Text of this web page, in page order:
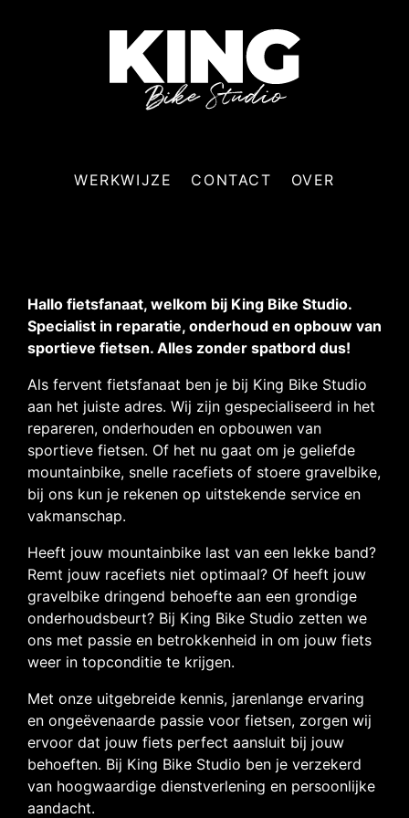
WERKWIJZE CONTACT OVER
Hallo fietsfanaat, welkom bij King Bike Studio.
Specialist in reparatie, onderhoud en opbouw van
sportieve fietsen. Alles zonder spatbord dus!
Als fervent fietsfanaat ben je bij King Bike Studio
aan het juiste adres. Wij zijn gespecialiseerd in het
repareren, onderhouden en opbouwen van
sportieve fietsen. Of het nu gaat om je geliefde
mountainbike, snelle racefiets of stoere gravelbike,
bij ons kun je rekenen op uitstekende service en
vakmanschap.
Heeft jouw mountainbike last van een lekke band?
Remt jouw racefiets niet optimaal? Of heeft jouw
gravelbike dringend behoefte aan een grondige
onderhoudsbeurt? Bij King Bike Studio zetten we
ons met passie en betrokkenheid in om jouw fiets
weer in topconditie te krijgen.
Met onze uitgebreide kennis, jarenlange ervaring
en ongeëvenaarde passie voor fietsen, zorgen wij
ervoor dat jouw fiets perfect aansluit bij jouw
behoeften. Bij King Bike Studio ben je verzekerd
van hoogwaardige dienstverlening en persoonlijke
aandacht.